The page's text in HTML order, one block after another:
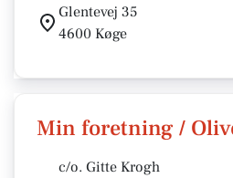
Glentevej 35
4600 Køge
Min foretning /
c/o. Gitte Krogh